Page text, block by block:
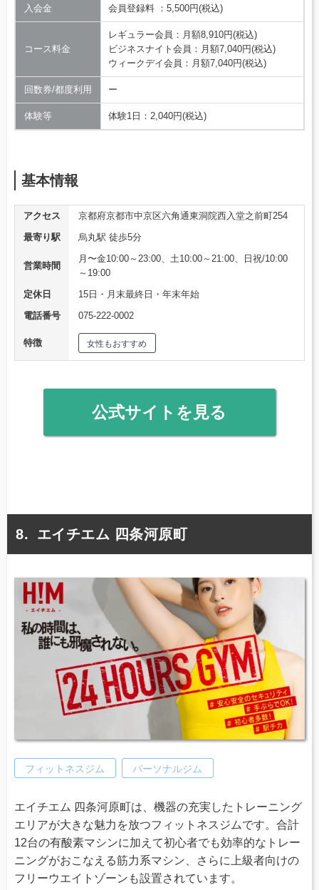
入会金 会員登録料 ：5,500円(税込)
コース料金
レギュラー会員：月額8,910円(税込)
ビジネスナイト会員：月額7,040円(税込)
ウィークデイ会員：月額7,040円(税込)
回数券/都度利用 ー
体験等 体験1日：2,040円(税込)
基本情報
アクセス
京都府京都市中京区六角通東洞院西入堂之前町254
最寄り駅
烏丸駅 徒歩5分
営業時間
月〜金10:00～23:00、土10:00～21:00、日祝/10:00
～19:00
定休日
15日・月末最終日・年末年始
電話番号
075-222-0002
特徴 女性もおすすめ
公式サイトを見る
エイチエム 四条河原町
フィットネスジム パーソナルジム
エイチエム 四条河原町は、機器の充実したトレーニング
エリアが大きな魅力を放つフィットネスジムです。合計
12台の有酸素マシンに加えて初心者でも効率的なトレー
ニングがおこなえる筋力系マシン、さらに上級者向けの
フリーウエイトゾーンも設置されています。